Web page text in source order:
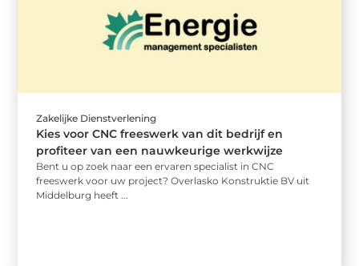
Zakelijke Dienstverlening
Kies voor CNC freeswerk van dit bedrijf en
profiteer van een nauwkeurige werkwijze
Bent u op zoek naar een ervaren specialist in CNC
freeswerk voor uw project? Overlasko Konstruktie BV uit
Middelburg heeft ...